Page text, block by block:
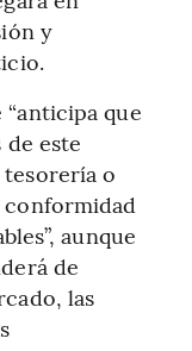
y
“anticipa que
de este
o
aunque
de
las